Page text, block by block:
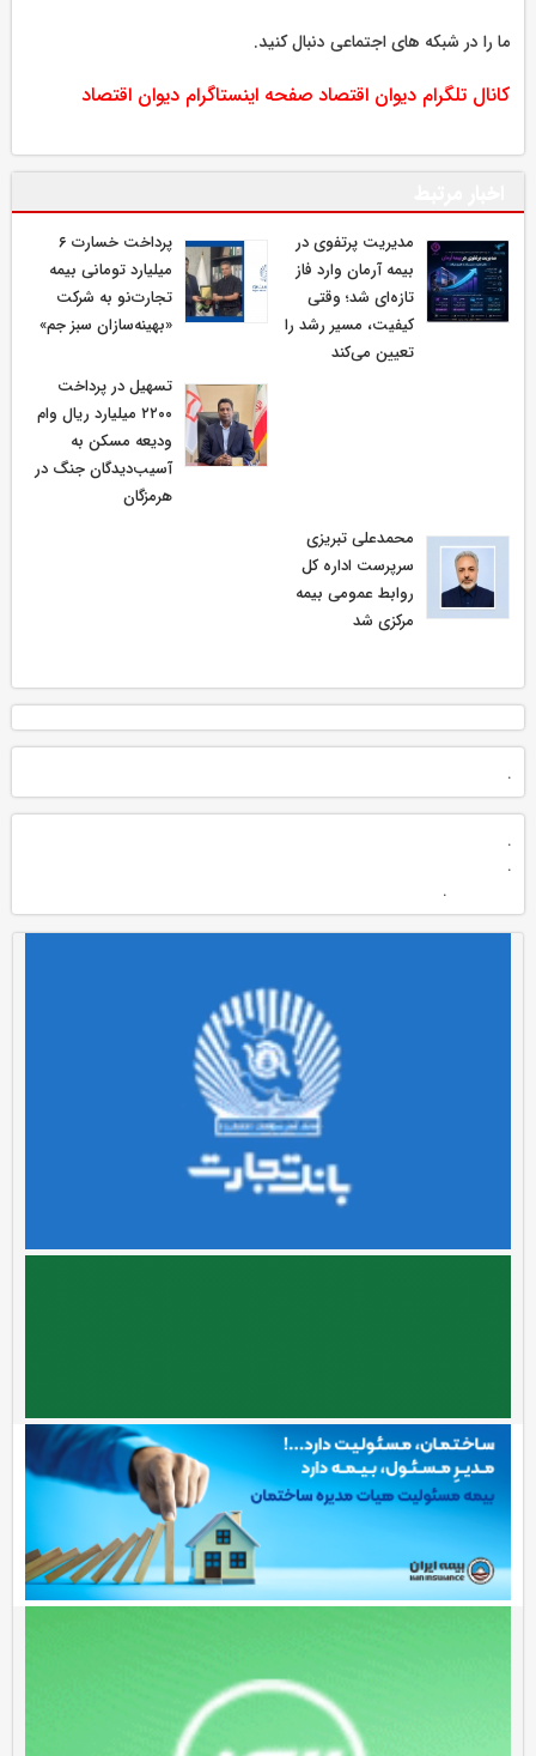
ما را در شبکه های اجتماعی دنبال کنید.
کانال تلگرام دیوان اقتصاد صفحه اینستاگرام دیوان اقتصاد
مدیریت پرتفوی در
بیمه آرمان وارد فاز
تازه‌ای شد؛ وقتی
کیفیت، مسیر رشد را
تعیین می‌کند
پرداخت خسارت ۶
میلیارد تومانی بیمه
تجارت‌نو به شرکت
«بهینه‌سازان سبز جم»
تسهیل در پرداخت
۲۲۰۰ میلیارد ریال وام
ودیعه مسکن به
آسیب‌دیدگان جنگ در
هرمزگان
محمدعلی تبریزی
سرپرست اداره كل
روابط عمومی بیمه
مركزی شد
.
.
.
.